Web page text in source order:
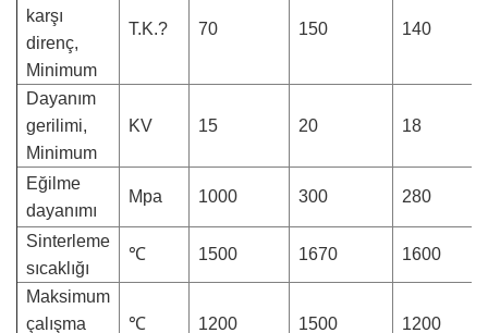
karşı
direnç,
Minimum
T.K.? 70 150 140
Dayanım
gerilimi,
Minimum
KV 15 20 18
Eğilme
dayanımı
Mpa 1000 300 280
Sinterleme
sıcaklığı
℃ 1500 1670 1600
Maksimum
çalışma
℃ 1200 1500 1200